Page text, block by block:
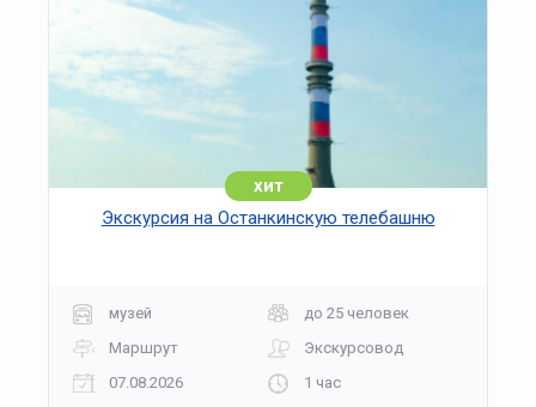
хит
Экскурсия на Останкинскую телебашню
музей
до 25 человек
Маршрут
Экскурсовод
07.08.2026
1 час